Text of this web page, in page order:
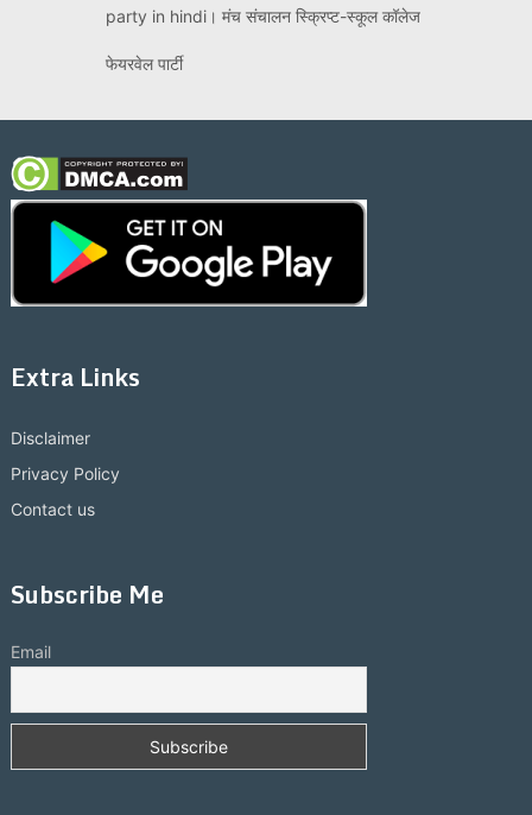
party in hindi। मंच संचालन स्क्रिप्ट-स्कूल कॉलेज
फेयरवेल पार्टी
Extra Links
Disclaimer
Privacy Policy
Contact us
Subscribe Me
Email